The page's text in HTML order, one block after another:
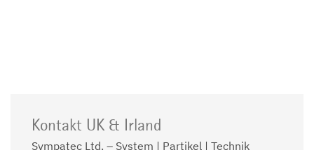
Kontakt UK & Irland
Sympatec Ltd. – System | Partikel | Technik